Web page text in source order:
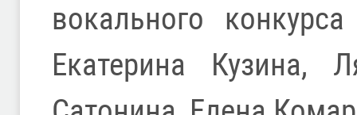
вокального
Екатерина Кузина,